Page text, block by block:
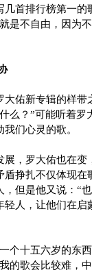
首排行榜第一
是不自由，因为
佑新专辑的样带
么？”可能听着
们心灵的歌。
，罗大佑也在变
盾挣扎不仅体现
，但是他又说：“
轻人，让他们在
十五六岁的东西
的歌会比较难，